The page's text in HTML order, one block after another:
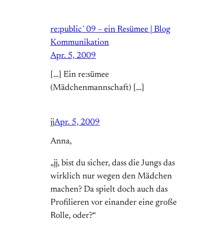
re:public`09 – ein Resümee | Blog
Kommunikation
Apr. 5, 2009
[…] Ein re:sümee
(Mädchenmannschaft) […]
jjApr. 5, 2009
Anna,
„jj, bist du sicher, dass die Jungs das
wirklich nur wegen den Mädchen
machen? Da spielt doch auch das
Profilieren vor einander eine große
Rolle, oder?“